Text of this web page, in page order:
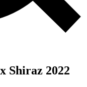
Shiraz 2022